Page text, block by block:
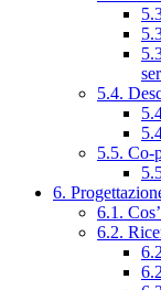
5.4.
5.5. Co-
6.
6.1.
6.2.